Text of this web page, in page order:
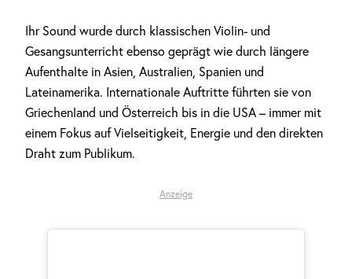
Ihr Sound wurde durch klassischen Violin- und
Gesangsunterricht ebenso geprägt wie durch längere
Aufenthalte in Asien, Australien, Spanien und
Lateinamerika. Internationale Auftritte führten sie von
Griechenland und Österreich bis in die USA – immer mit
einem Fokus auf Vielseitigkeit, Energie und den direkten
Draht zum Publikum.
Anzeige